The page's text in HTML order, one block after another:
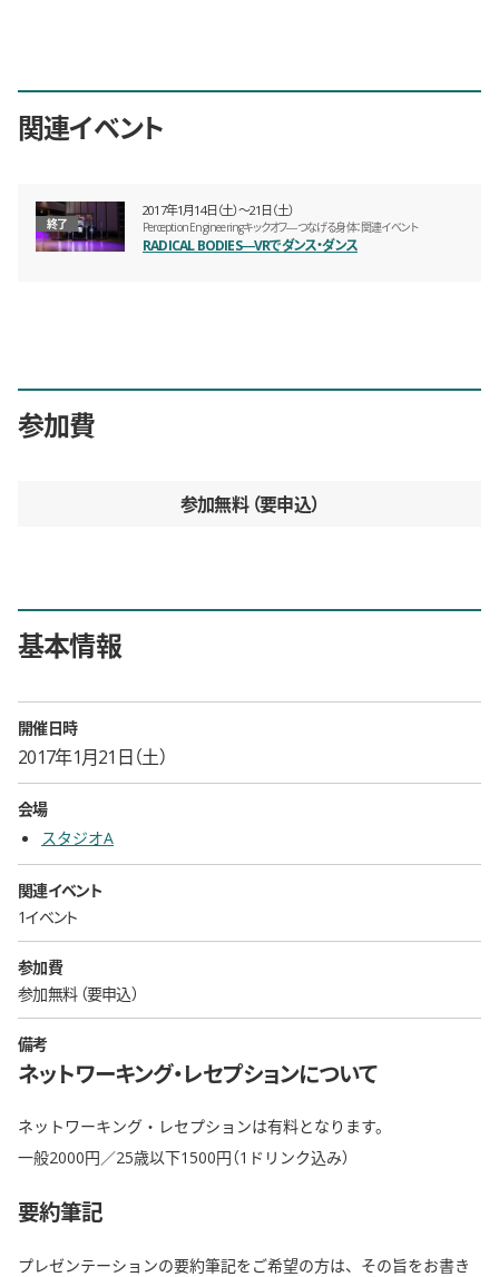
関連イベント
2017年1月14日（土）〜21日（土）
終了 Perception Engineeringキックオフ―つなげる身体：関連イベント
RADICAL BODIES―VRでダンス・ダンス
参加費
参加無料 要申込
基本情報
開催日時
2017年1月21日（土）
会場
スタジオA
関連イベント
1イベント
参加費
参加無料 要申込
備考
ネットワーキング・レセプションについて
ネットワーキング・レセプションは有料となります。
一般2000円／25歳以下1500円（1ドリンク込み）
要約筆記
プレゼンテーションの要約筆記をご希望の方は、その旨をお書き